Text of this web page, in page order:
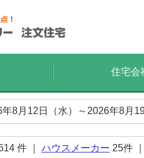
住宅会
8月12日（水）～2026年8月
件 ｜ ハウスメーカー 25件